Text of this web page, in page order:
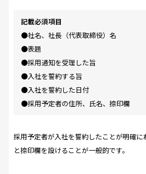
記載必須項目
●社名、社長（代表取締役）名
●表題
●採用通知を受理した旨
●入社を誓約する旨
●入社を誓約した日付
●採用予定者の住所、氏名、捺印欄
採用予定者が入社を誓約したことが明確に
と捺印欄を設けることが一般的です。